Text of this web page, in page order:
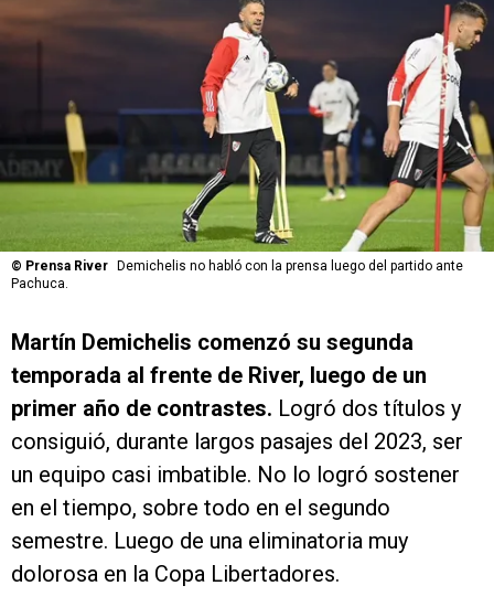
© Prensa River
Demichelis no habló con la prensa luego del partido ante
Pachuca.
Martín Demichelis comenzó su segunda
temporada al frente de River, luego de un
primer año de contrastes. Logró dos títulos y
consiguió, durante largos pasajes del 2023, ser
un equipo casi imbatible. No lo logró sostener
en el tiempo, sobre todo en el segundo
semestre. Luego de una eliminatoria muy
dolorosa en la Copa Libertadores.